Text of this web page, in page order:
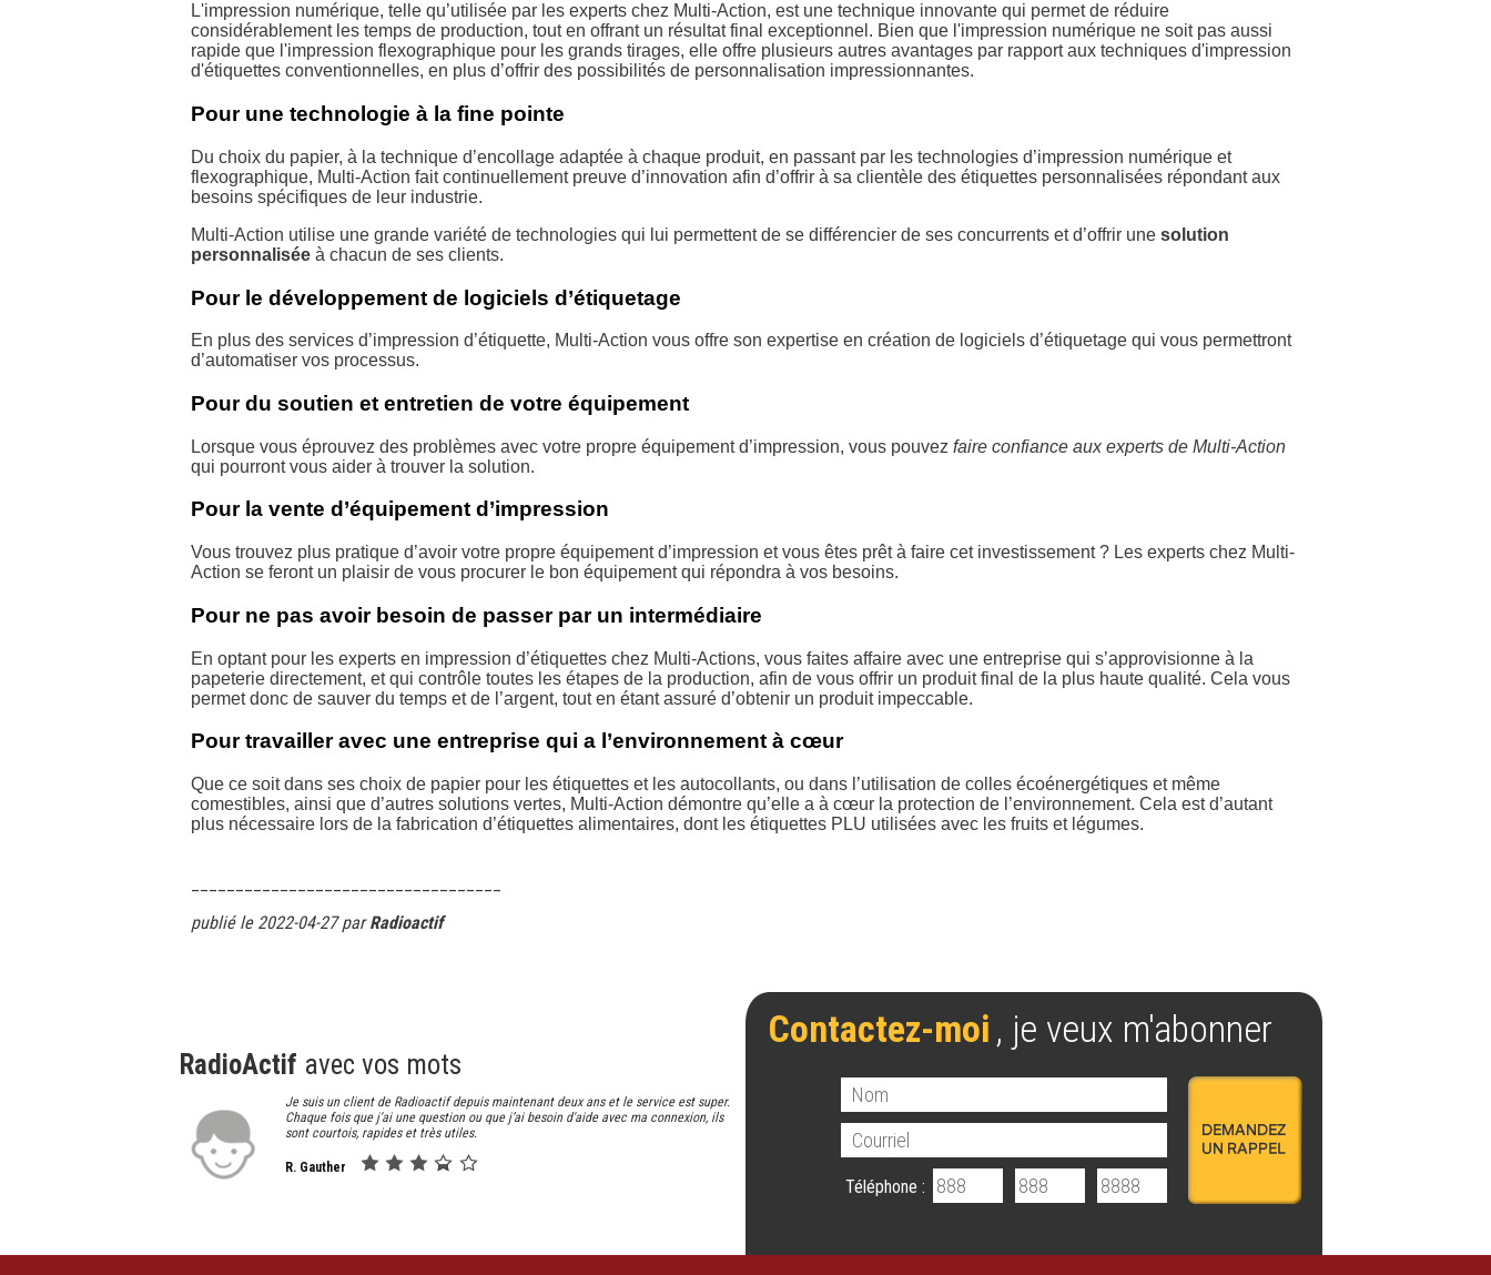
L'impression numérique, telle qu’utilisée par les experts chez Multi-Action, est une technique innovante qui permet de réduire
considérablement les temps de production, tout en offrant un résultat final exceptionnel. Bien que l'impression numérique ne soit pas aussi
rapide que l'impression flexographique pour les grands tirages, elle offre plusieurs autres avantages par rapport aux techniques d'impression
d'étiquettes conventionnelles, en plus d’offrir des possibilités de personnalisation impressionnantes.
Pour une technologie à la fine pointe
Du choix du papier, à la technique d’encollage adaptée à chaque produit, en passant par les technologies d’impression numérique et
flexographique, Multi-Action fait continuellement preuve d’innovation afin d’offrir à sa clientèle des étiquettes personnalisées répondant aux
besoins spécifiques de leur industrie.
Multi-Action utilise une grande variété de technologies qui lui permettent de se différencier de ses concurrents et d’offrir une solution
personnalisée à chacun de ses clients.
Pour le développement de logiciels d’étiquetage
En plus des services d’impression d’étiquette, Multi-Action vous offre son expertise en création de logiciels d’étiquetage qui vous permettront
d’automatiser vos processus.
Pour du soutien et entretien de votre équipement
Lorsque vous éprouvez des problèmes avec votre propre équipement d’impression, vous pouvez faire confiance aux experts de Multi-Action
qui pourront vous aider à trouver la solution.
Pour la vente d’équipement d’impression
Vous trouvez plus pratique d’avoir votre propre équipement d’impression et vous êtes prêt à faire cet investissement ? Les experts chez Multi-
Action se feront un plaisir de vous procurer le bon équipement qui répondra à vos besoins.
Pour ne pas avoir besoin de passer par un intermédiaire
En optant pour les experts en impression d’étiquettes chez Multi-Actions, vous faites affaire avec une entreprise qui s’approvisionne à la
papeterie directement, et qui contrôle toutes les étapes de la production, afin de vous offrir un produit final de la plus haute qualité. Cela vous
permet donc de sauver du temps et de l’argent, tout en étant assuré d’obtenir un produit impeccable.
Pour travailler avec une entreprise qui a l’environnement à cœur
Que ce soit dans ses choix de papier pour les étiquettes et les autocollants, ou dans l’utilisation de colles écoénergétiques et même
comestibles, ainsi que d’autres solutions vertes, Multi-Action démontre qu’elle a à cœur la protection de l’environnement. Cela est d’autant
plus nécessaire lors de la fabrication d’étiquettes alimentaires, dont les étiquettes PLU utilisées avec les fruits et légumes.
publié le 2022-04-27 parRadioactif
RadioActif avec vos mots
Je suis un client de Radioactif depuis maintenant deux ans et le service est super.
Chaque fois que j'ai une question ou que j’ai besoin d'aide avec ma connexion, ils
sont courtois, rapides et très utiles.
R. Gauther
Contactez-moi , je veux m'abonner
Téléphone :